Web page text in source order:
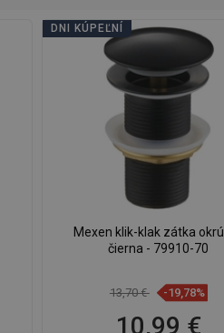
DNI KÚPEĽNÍ
Mexen klik-klak zátka
čierna - 79910-70
13,70 € -19,78%
10,99 €